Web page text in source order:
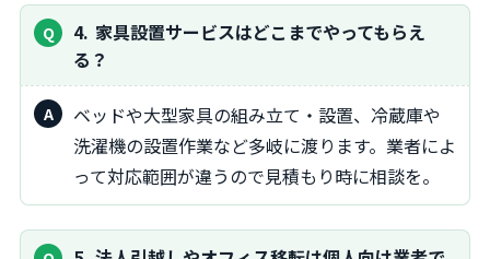
4 家具設置サービスはどこまでやってもらえ
る？
ベッドや大型家具の組み立て・設置、冷蔵庫や
洗濯機の設置作業など多岐に渡ります。業者によ
って対応範囲が違うので見積もり時に相談を。